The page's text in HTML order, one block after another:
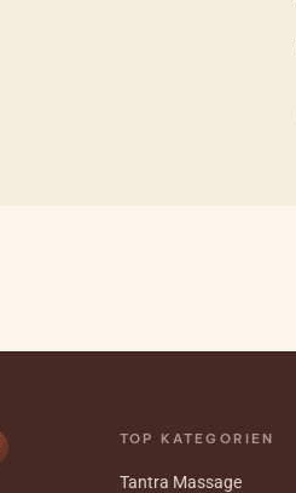
TOP KATEGORIEN
Tantra Massage